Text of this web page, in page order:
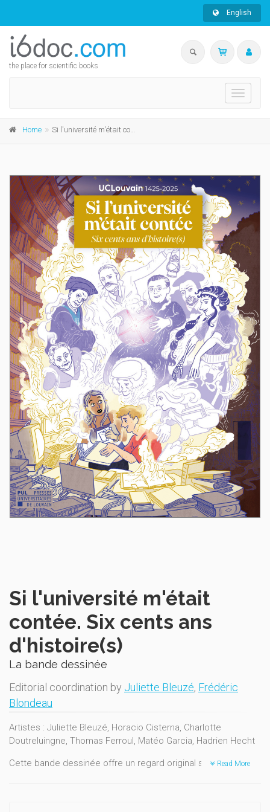
English
the place for scientific books
Toggle
Home Si l'université m'était contée. Six cents ans d'histoire(s)
Si l'université m'était
contée. Six cents ans
d'histoire(s)
La bande dessinée
Editorial coordination by Juliette Bleuzé, Frédéric
Blondeau
Artistes : Juliette Bleuzé, Horacio Cisterna, Charlotte
Doutreluingne, Thomas Ferroul, Matéo Garcia, Hadrien Hecht
Cette bande dessinée offre un regard original sur l'université
Read More